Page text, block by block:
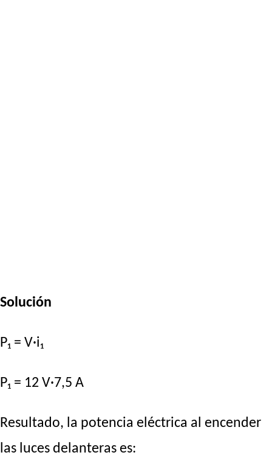
Solución
P₁ = V·i₁
P₁ = 12 V·7,5 A
Resultado, la potencia eléctrica al encender
las luces delanteras es: